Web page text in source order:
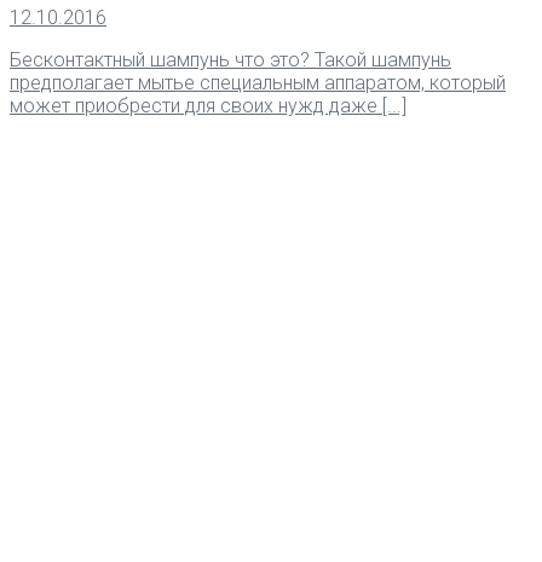
12.10.2016
Бесконтактный шампунь что это? Такой шампунь
предполагает мытье специальным аппаратом, который
может приобрести для своих нужд даже [...]